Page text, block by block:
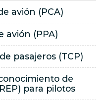
avión (PCA)
avión (PPA)
pasajeros (TCP)
de
para pilotos